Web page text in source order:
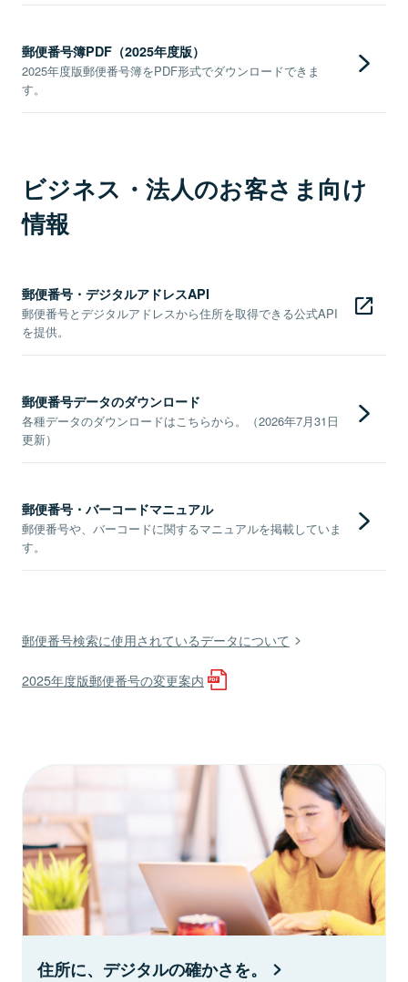
郵便番号簿PDF（2025年度版）
2025年度版郵便番号簿をPDF形式でダウンロードできま
す。
ビジネス・法人のお客さま向け
情報
郵便番号・デジタルアドレスAPI
郵便番号とデジタルアドレスから住所を取得できる公式API
を提供。
郵便番号データのダウンロード
各種データのダウンロードはこちらから。（2026年7月31日
更新）
郵便番号・バーコードマニュアル
郵便番号や、バーコードに関するマニュアルを掲載していま
す。
郵便番号検索に使用されているデータについて
2025年度版郵便番号の変更案内
住所に、デジタルの確かさを。